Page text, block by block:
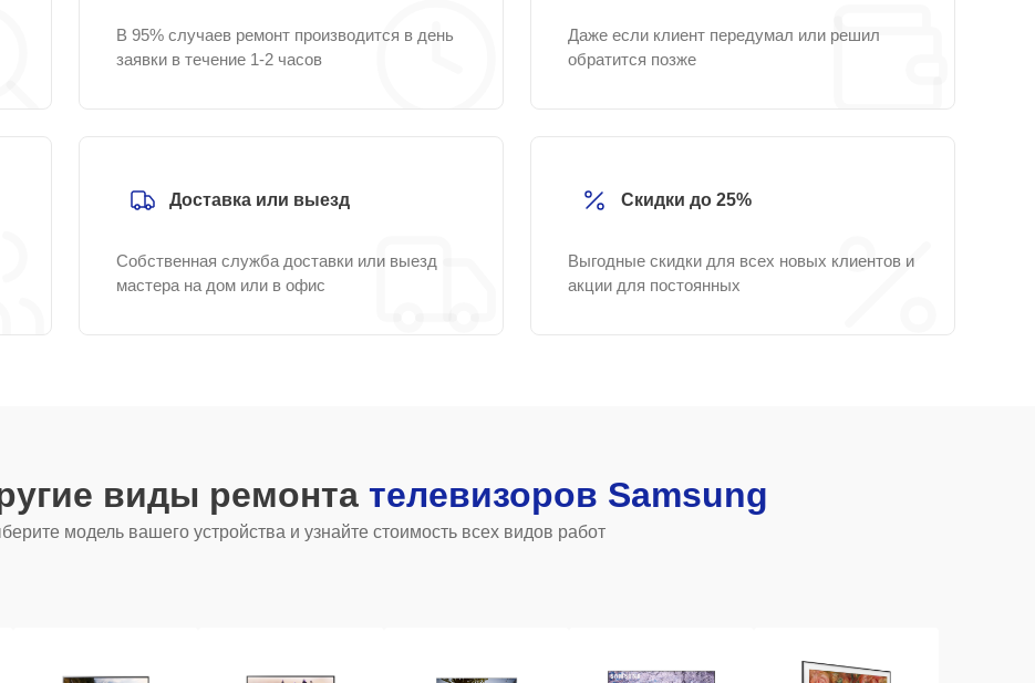
В 95% случаев ремонт производится в день
заявки в течение 1-2 часов
Даже если клиент передумал или решил
обратится позже
Доставка или выезд
Собственная служба доставки или выезд
мастера на дом или в офис
Скидки до 25%
Выгодные скидки для всех новых клиентов и
акции для постоянных
виды ремонта телевизоров Samsung
модель вашего устройства и узнайте стоимость всех видов работ